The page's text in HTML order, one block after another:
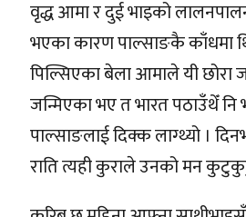
वृद्ध आमा र दुई भाइको
भएका कारण पाल्साङकै काँधमा
पिल्सिएका बेला आमाले यी छोरा
जन्मिएका भए त भारत पठाउँथेँ नि
पाल्साङलाई दिक्क लाग्थ्यो ।
राति त्यही कुराले उनको मन